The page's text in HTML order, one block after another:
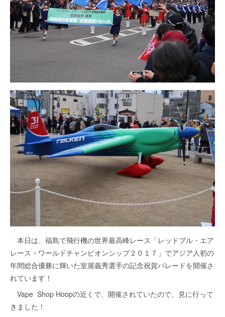
本日は、福島で飛行機の世界最高峰レース「レッドブル・エア
レース・ワールドチャンピオンシップ２０１７」でアジア人初の
年間総合優勝に輝いた室屋義秀選手の記念祝賀パレードを開催さ
れています！
Vape Shop Hoopの近くで、開催されていたので、見に行って
きました！